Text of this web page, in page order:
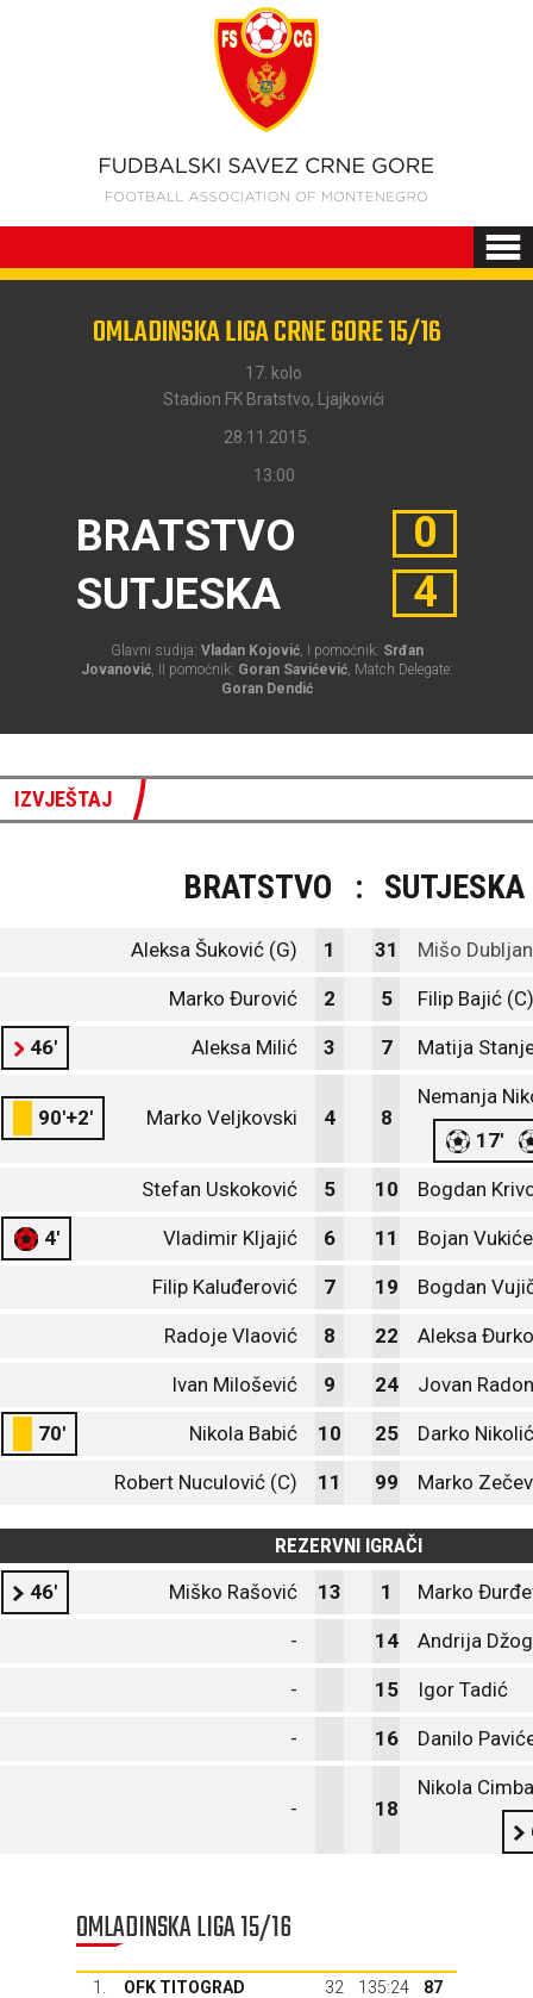
OMLADINSKA LIGA CRNE GORE 15/16
17. kolo
Stadion FK Bratstvo, Ljajkovići
28.11.2015.
13:00
BRATSTVO
SUTJESKA
0
4
Glavni sudija: Vladan Kojović, I pomoćnik: Srđan
Jovanović, II pomoćnik: Goran Savićević, Match Delegate:
Goran Dendić
IZVJEŠTAJ
BRATSTVO : SUTJESKA
Aleksa Šuković (G) 1 31 Mišo
Marko Đurović 2 5 Filip Bajić (C)
46' Aleksa Milić 3 7 Matija
90'+2' Marko Veljkovski 4 8
Nemanja
17'
Stefan Uskoković 5 10 Bogdan
4' Vladimir Kljajić 6 11 Bojan
Filip Kaluđerović 7 19 Bogdan
Radoje Vlaović 8 22 Aleksa
Ivan Milošević 9 24 Jovan
70' Nikola Babić 10 25 Darko Nikolić
Robert Nuculović (C) 11 99 Marko
REZERVNI IGRAČI
46'
Miško Rašović 13 1 Marko
- 14 Andrija
- 15 Igor Tadić
- 16 Danilo
- 18
Nikola
OMLADINSKA LIGA 15/16
1. OFK TITOGRAD 32 135:24
87